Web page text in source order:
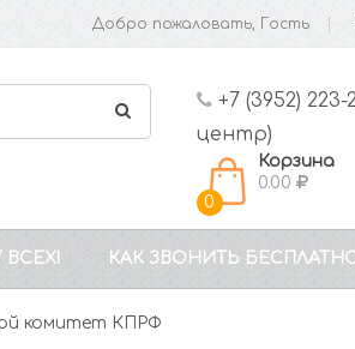
Добро пожаловать, Гость
+7 (3952)
центр)
0
Корзина
0.00
ВСЕХ! КАК ЗВОНИТЬ
комитет КПРФ